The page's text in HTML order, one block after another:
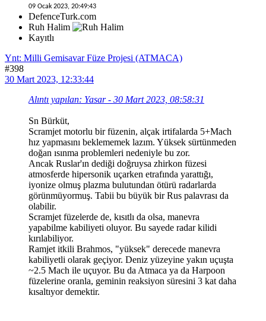
09 Ocak 2023, 20:49:43
DefenceTurk.com
Ruh Halim
Kayıtlı
Ynt: Milli Gemisavar Füze Projesi (ATMACA)
#398
30 Mart 2023, 12:33:44
Alıntı yapılan: Yasar - 30 Mart 2023, 08:58:31
Sn Bürküt,
Scramjet motorlu bir füzenin, alçak irtifalarda 5+Mach
hız yapmasını beklememek lazım. Yüksek sürtünmeden
doğan ısınma problemleri nedeniyle bu zor.
Ancak Ruslar'ın dediği doğruysa zhirkon füzesi
atmosferde hipersonik uçarken etrafında yarattığı,
iyonize olmuş plazma bulutundan ötürü radarlarda
görünmüyormuş. Tabii bu büyük bir Rus palavrası da
olabilir.
Scramjet füzelerde de, kısıtlı da olsa, manevra
yapabilme kabiliyeti oluyor. Bu sayede radar kilidi
kırılabiliyor.
Ramjet itkili Brahmos, "yüksek" derecede manevra
kabiliyetli olarak geçiyor. Deniz yüzeyine yakın uçuşta
~2.5 Mach ile uçuyor. Bu da Atmaca ya da Harpoon
füzelerine oranla, geminin reaksiyon süresini 3 kat daha
kısaltıyor demektir.